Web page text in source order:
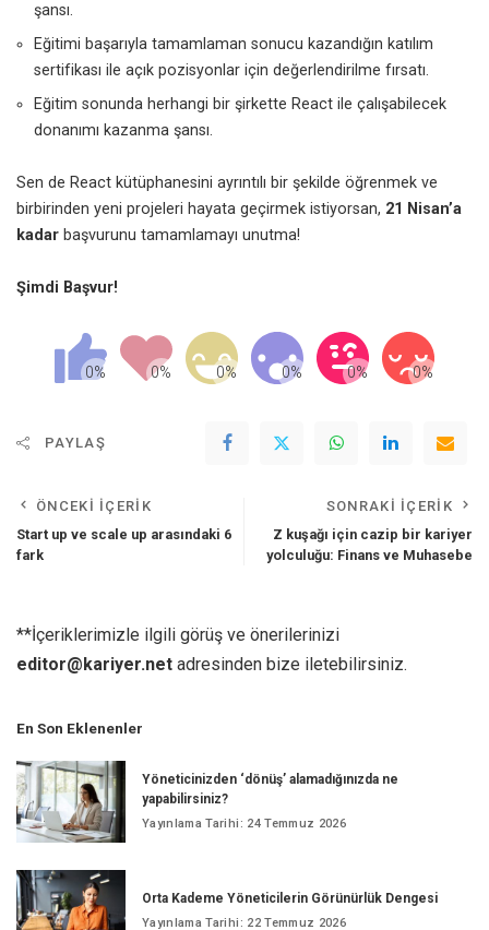
şansı.
Eğitimi başarıyla tamamlaman sonucu kazandığın katılım
sertifikası ile açık pozisyonlar için değerlendirilme fırsatı.
Eğitim sonunda herhangi bir şirkette React ile çalışabilecek
donanımı kazanma şansı.
Sen de React kütüphanesini ayrıntılı bir şekilde öğrenmek ve
birbirinden yeni projeleri hayata geçirmek istiyorsan, 21 Nisan’a
kadar başvurunu tamamlamayı unutma!
Şimdi Başvur!
PAYLAŞ
ÖNCEKI İÇERIK
Start up ve scale up arasındaki 6
fark
SONRAKI İÇERIK
Z kuşağı için cazip bir kariyer
yolculuğu: Finans ve Muhasebe
**İçeriklerimizle ilgili görüş ve önerilerinizi
editor@kariyer.net adresinden bize iletebilirsiniz.
En Son Eklenenler
Yöneticinizden ‘dönüş’ alamadığınızda ne
yapabilirsiniz?
Yayınlama Tarihi: 24 Temmuz 2026
Orta Kademe Yöneticilerin Görünürlük Dengesi
Yayınlama Tarihi: 22 Temmuz 2026